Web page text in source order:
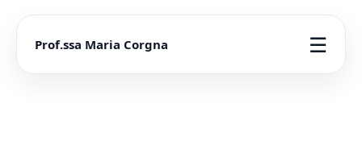
Prof.ssa Maria Corgna ☰